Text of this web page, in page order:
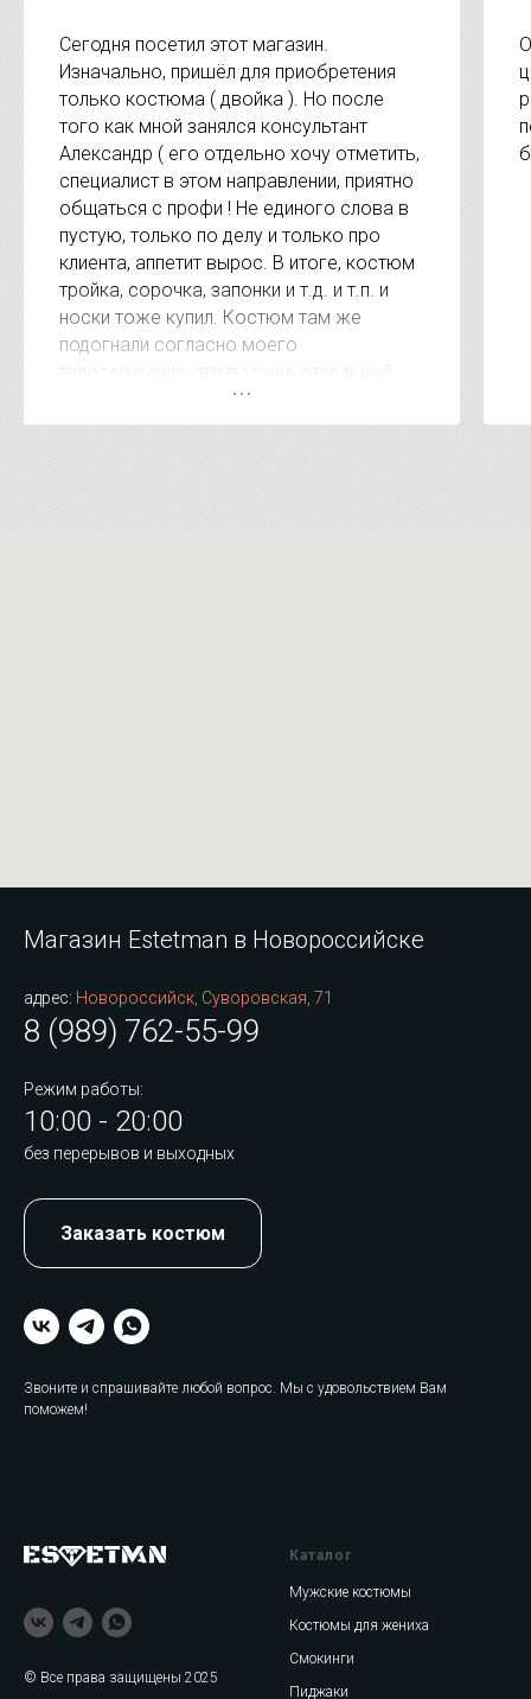
Сегодня посетил этот магазин.
Изначально, пришёл для приобретения
только костюма ( двойка ). Но после
того как мной занялся консультант
Александр ( его отдельно хочу отметить,
специалист в этом направлении, приятно
общаться с профи ! Не единого слова в
пустую, только по делу и только про
клиента, аппетит вырос. В итоге, костюм
тройка, сорочка, запонки и т.д. и т.п. и
носки тоже купил. Костюм там же
подогнали согласно моего
телосложения, это ваааще отдельный
респект. А когда сказали сумму за
покупку был приятно удивлён, очень
Магазин Estetman в Новороссийске
адрес: Новороссийск, Суворовская, 71
8 (989) 762-55-99
Режим работы:
10:00 - 20:00
без перерывов и выходных
Заказать костюм
Звоните и спрашивайте любой вопрос. Мы с удовольствием Вам
поможем!
© Все права защищены 2025
Каталог
Мужские костюмы
Костюмы для жениха
Смокинги
Пиджаки